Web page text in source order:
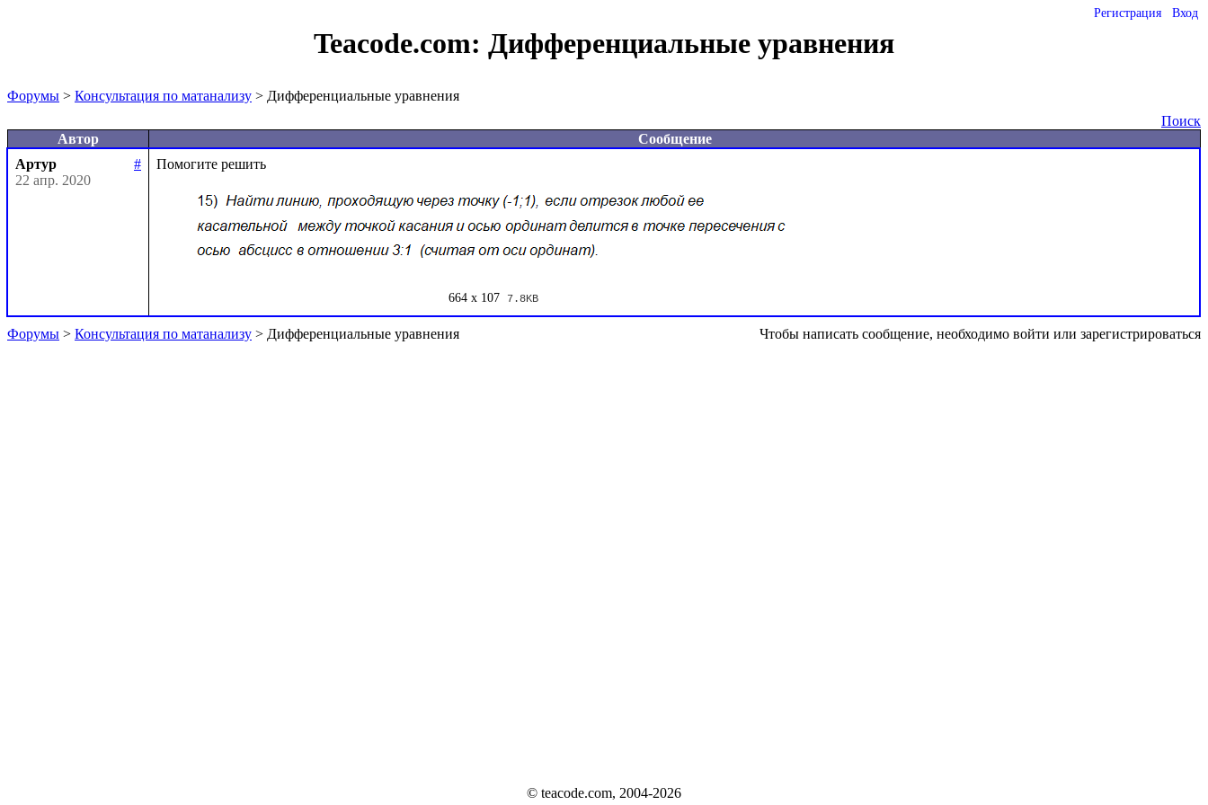
Регистрация Вход
Teacode.com: Дифференциальные уравнения
Форумы > Консультация по матанализу > Дифференциальные уравнения
Поиск
Автор
Сообщение
Артур
#
22 апр. 2020
664 x 107 7.8KB
Форумы > Консультация по матанализу > Дифференциальные уравнения Чтобы написать сообщение, необходимо войти или зарегистрироваться
© teacode.com, 2004-2026